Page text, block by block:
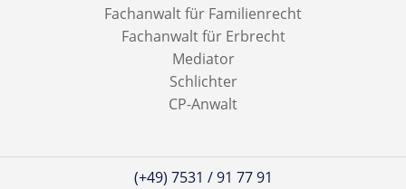
Fachanwalt für Familienrecht
Fachanwalt für Erbrecht
Mediator
Schlichter
CP-Anwalt
(+49) 7531 / 91 77 91